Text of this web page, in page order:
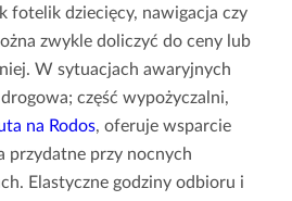
fotelik dziecięcy, nawigacja czy
zwykle doliczyć do ceny lub
W sytuacjach awaryjnych
część wypożyczalni,
na Rodos, oferuje wsparcie
przydatne przy nocnych
Elastyczne godziny odbioru i